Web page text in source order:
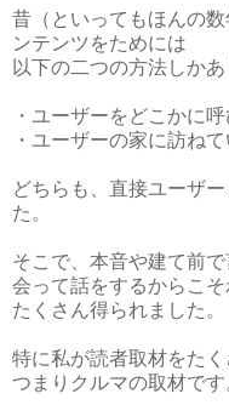
昔（といってもほんの
ンテンツをためには
以下の二つの方法しかあ
・ユーザーをどこかに
・ユーザーの家に訪ね
どちらも、直接ユーザ
た。
そこで、本音や建て前
会って話をするからこ
たくさん得られました。
特に私が読者取材をた
つまりクルマの取材です